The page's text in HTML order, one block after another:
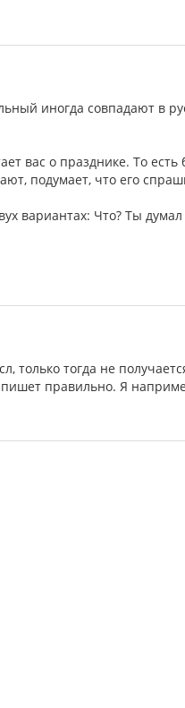
иногда совпадают в
вас о празднике. То
подумает, что его
вариантах: Что? Ты
только тогда не
пишет правильно. Я